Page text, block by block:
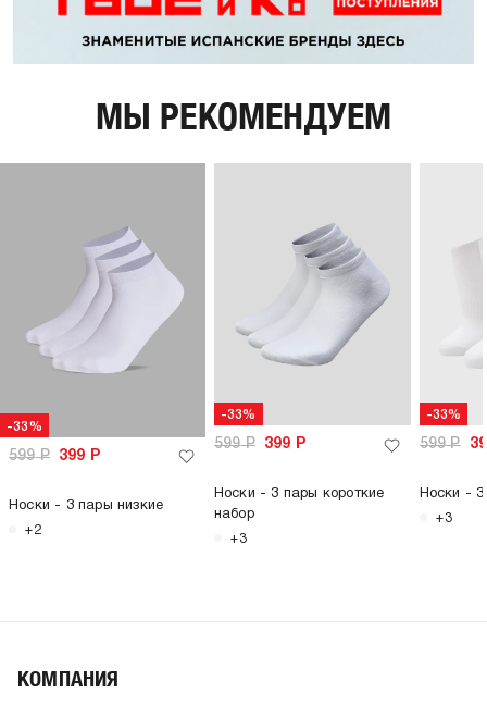
МЫ РЕКОМЕНДУЕМ
-33%
599Р 399 Р
Носки - 3 пары низкие
+2
-33%
599Р 399 Р
Носки - 3 пары короткие
набор
+3
-33%
599Р
Носки - 3
+3
КОМПАНИЯ